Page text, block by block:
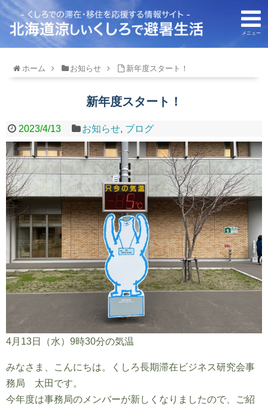
メニュー
ホーム お知らせ 新年度スタート！
新年度スタート！
2023/4/13 お知らせ, ブログ
4月13日（水）9時30分の気温
みなさま、こんにちは。くしろ長期滞在ビジネス研究会事
務局 太田です。
今年度は事務局のメンバーが新しくなりましたので、ご紹